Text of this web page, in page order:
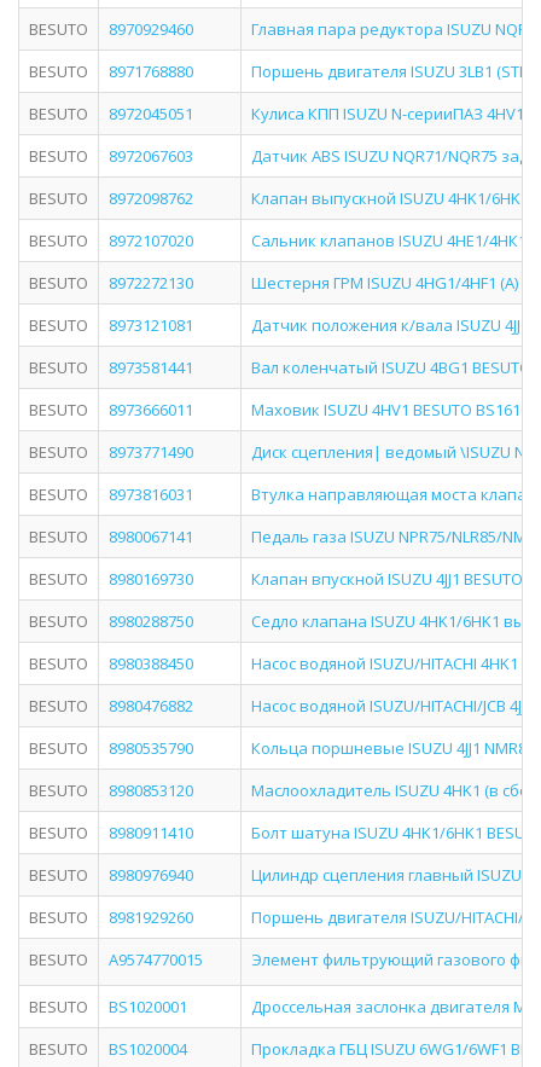
BESUTO 8970929460
Главная пара редуктора ISUZU
BESUTO
8971768880
Поршень двигателя ISUZU 3LB1 (STD)
BESUTO
8972045051
Кулиса КПП ISUZU N-серииПАЗ 4HV1
BESUTO
8972067603
Датчик АВS ISUZU NQR71/NQR75
BESUTO
8972098762
Клапан выпускной ISUZU 4HK1/6HK1
BESUTO
8972107020
Сальник клапанов ISUZU 4HЕ1/4НК1/
BESUTO
8972272130
Шестерня ГРМ ISUZU 4HG1/4HF1 (A)
BESUTO
8973121081
Датчик положения к/вала ISUZU 4JJ1
BESUTO
8973581441
Вал коленчатый ISUZU 4BG1 BESUTO
BESUTO
8973666011
Маховик ISUZU 4HV1 BESUTO BS1610-
BESUTO
8973771490
Диск сцепления| ведомый \ISUZU
BESUTO
8973816031
Втулка направляющая моста
BESUTO
8980067141
Педаль газа ISUZU NPR75/NLR85/
BESUTO
8980169730
Клапан впускной ISUZU 4JJ1 BESUTO
BESUTO
8980288750
Седло клапана ISUZU 4HK1/6HK1
BESUTO
8980388450
Насос водяной ISUZU/HITACHI 4HK1
BESUTO
8980476882
Насос водяной ISUZU/HITACHI/JCB
BESUTO
8980535790
Кольца поршневые ISUZU 4JJ1 NMR85/
BESUTO
8980853120
Маслоохладитель ISUZU 4HK1 (в
BESUTO
8980911410
Болт шатуна ISUZU 4HK1/6HK1
BESUTO
8980976940
Цилиндр сцепления главный ISUZU
BESUTO
8981929260
Поршень двигателя ISUZU/HITACHI/
BESUTO
A9574770015 Элемент фильтрующий газового
BESUTO BS1020001
Дроссельная заслонка двигателя
BESUTO
BS1020004
Прокладка ГБЦ ISUZU 6WG1/6WF1